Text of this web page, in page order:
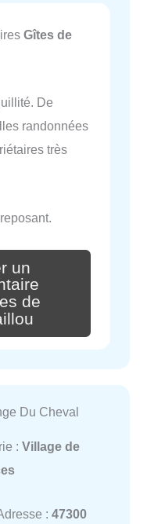
Gîtes de
De
randonnées
très
un
de
Du Cheval
: Village de
: 47300